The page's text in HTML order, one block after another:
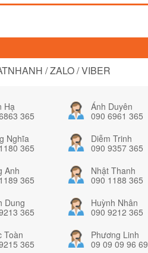
/ ZALO / VIBER
Hạ
365
Ánh Duyên
090 6961 365
Nghĩa
365
Diễm Trinh
090 9357 365
Anh
365
Nhật Thanh
090 1188 365
Dung
365
Huỳnh Nhân
090 9212 365
Toàn
365
Phương Linh
09 09 09 96 69